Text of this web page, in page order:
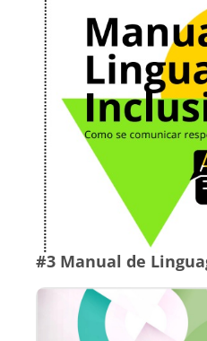
#3 Manual de